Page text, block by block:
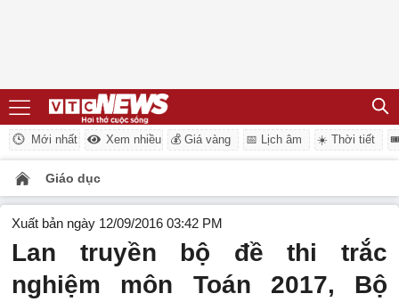
Mới nhất Xem nhiều 💰 Giá vàng 📅 Lịch âm ☀️ Thời tiết
Giáo dục
Xuất bản ngày 12/09/2016 03:42 PM
Lan truyền bộ đề thi trắc
nghiệm môn Toán 2017, Bộ